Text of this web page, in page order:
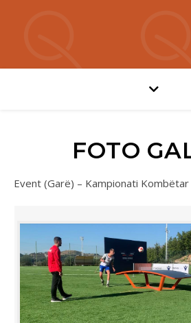
FOTO
Event (Garë) – Kampionati